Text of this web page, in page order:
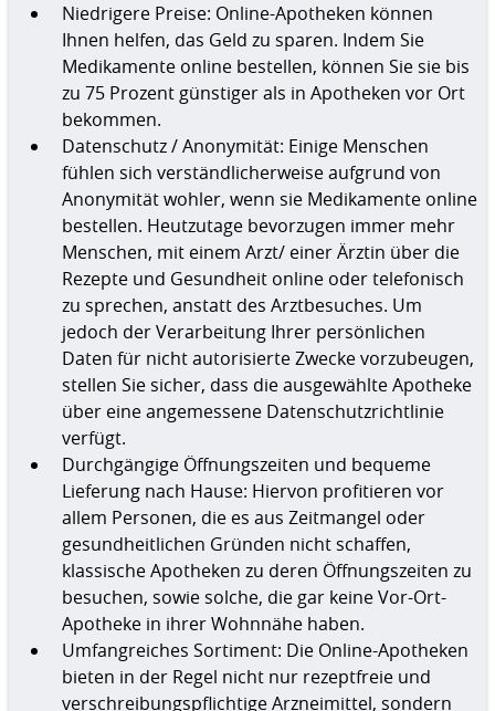
Niedrigere Preise: Online-Apotheken können
Ihnen helfen, das Geld zu sparen. Indem Sie
Medikamente online bestellen, können Sie sie bis
zu 75 Prozent günstiger als in Apotheken vor Ort
bekommen.
Datenschutz / Anonymität: Einige Menschen
fühlen sich verständlicherweise aufgrund von
Anonymität wohler, wenn sie Medikamente online
bestellen. Heutzutage bevorzugen immer mehr
Menschen, mit einem Arzt/ einer Ärztin über die
Rezepte und Gesundheit online oder telefonisch
zu sprechen, anstatt des Arztbesuches. Um
jedoch der Verarbeitung Ihrer persönlichen
Daten für nicht autorisierte Zwecke vorzubeugen,
stellen Sie sicher, dass die ausgewählte Apotheke
über eine angemessene Datenschutzrichtlinie
verfügt.
Durchgängige Öffnungszeiten und bequeme
Lieferung nach Hause: Hiervon profitieren vor
allem Personen, die es aus Zeitmangel oder
gesundheitlichen Gründen nicht schaffen,
klassische Apotheken zu deren Öffnungszeiten zu
besuchen, sowie solche, die gar keine Vor-Ort-
Apotheke in ihrer Wohnnähe haben.
Umfangreiches Sortiment: Die Online-Apotheken
bieten in der Regel nicht nur rezeptfreie und
verschreibungspflichtige Arzneimittel, sondern